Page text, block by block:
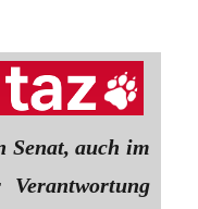
Senat, auch im